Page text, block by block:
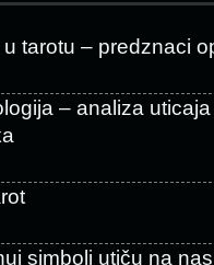
tarotu – predznaci
– analiza
simboli utiču na nas